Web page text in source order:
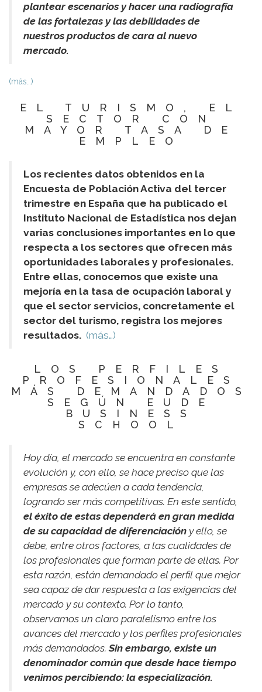
plantear escenarios y hacer una radiografía
de las fortalezas y las debilidades de
nuestros productos de cara al nuevo
mercado.
(más…)
EL TURISMO, EL
SECTOR CON
MAYOR TASA DE
EMPLEO
Los recientes datos obtenidos en la
Encuesta de Población Activa del tercer
trimestre en España que ha publicado el
Instituto Nacional de Estadística nos dejan
varias conclusiones importantes en lo que
respecta a los sectores que ofrecen más
oportunidades laborales y profesionales.
Entre ellas, conocemos que existe una
mejoría en la tasa de ocupación laboral y
que el sector servicios, concretamente el
sector del turismo, registra los mejores
resultados. (más…)
LOS PERFILES
PROFESIONALES
MÁS DEMANDADOS
SEGÚN EUDE
BUSINESS
SCHOOL
Hoy día, el mercado se encuentra en constante
evolución y, con ello, se hace preciso que las
empresas se adecúen a cada tendencia,
logrando ser más competitivas. En este sentido,
el éxito de estas dependerá en gran medida
de su capacidad de diferenciación y ello, se
debe, entre otros factores, a las cualidades de
los profesionales que forman parte de ellas. Por
esta razón, están demandado el perfil que mejor
sea capaz de dar respuesta a las exigencias del
mercado y su contexto. Por lo tanto,
observamos un claro paralelismo entre los
avances del mercado y los perfiles profesionales
más demandados.Sin embargo, existe un
denominador común que desde hace tiempo
venimos percibiendo: la especialización.